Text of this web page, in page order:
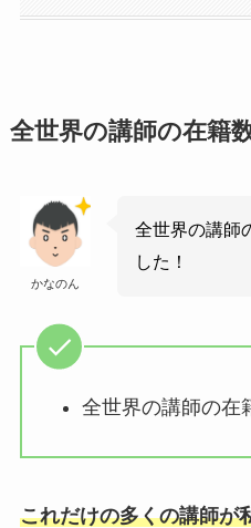
全世界の講師の在籍
かなのん
全世界の講師
した！
全世界の講師の在
これだけの多くの講師が